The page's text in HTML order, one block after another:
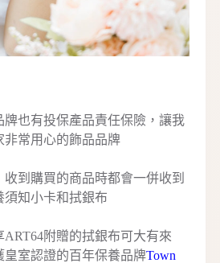
也有投保產品責任保險，讓我
非常用心的飾品品牌
收到購買的商品時都會一併收到
須知小卡和拭銀布
附贈的拭銀布可大有來
皇室認證的百年保養品牌Town